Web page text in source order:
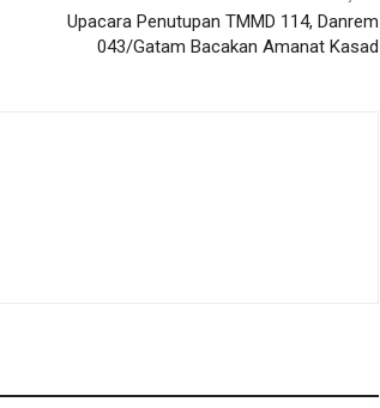
Upacara Penutupan TMMD 114, Danrem
043/Gatam Bacakan Amanat Kasad